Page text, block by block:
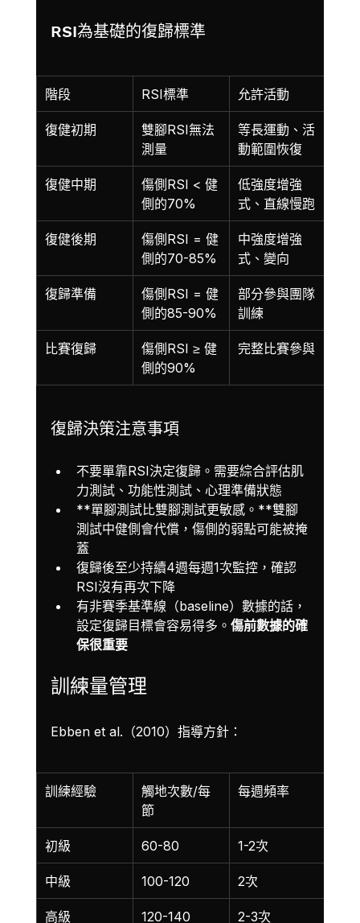
RSI為基礎的復歸標準
階段 RSI標準 允許活動
復健初期
雙腳RSI無法
測量
等長運動、活
動範圍恢復
復健中期
傷側RSI < 健
側的70%
低強度增強
式、直線慢跑
復健後期
傷側RSI = 健
側的70-85%
中強度增強
式、變向
復歸準備
傷側RSI = 健
側的85-90%
部分參與團隊
訓練
比賽復歸
傷側RSI ≥ 健
側的90%
完整比賽參與
復歸決策注意事項
不要單靠RSI決定復歸。需要綜合評估肌
力測試、功能性測試、心理準備狀態
**單腳測試比雙腳測試更敏感。**雙腳
測試中健側會代償，傷側的弱點可能被掩
蓋
復歸後至少持續4週每週1次監控，確認
RSI沒有再次下降
有非賽季基準線（baseline）數據的話，
設定復歸目標會容易得多。 傷前數據的確
保很重要
訓練量管理
Ebben et al.（2010）指導方針：
訓練經驗
觸地次數/每
節
每週頻率
初級 60-80 1-2次
中級 100-120 2次
高級 120-140 2-3次